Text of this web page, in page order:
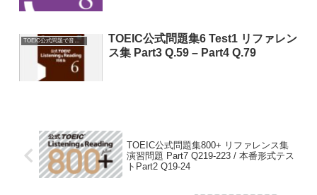
TOEIC公式問題で音読特訓
TOEIC公式問題集6 Test1 リファレン
ス集 Part3 Q.59 – Part4 Q.79
TOEIC公式問題集800+ リファレンス集
演習問題 Part7 Q219-223 / 本番形式テス
トPart2 Q19-24